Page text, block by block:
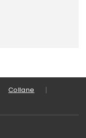
Collane